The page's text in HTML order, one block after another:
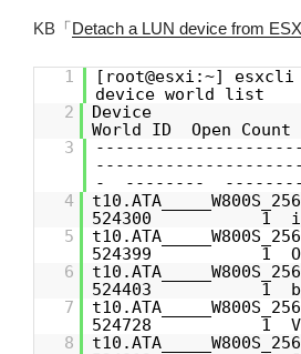
KB「Detach a LUN device from
1
[root@esxi:~] esxcli
device world list
2
World ID Open Count
3
- --------
4
524300 1
5
524399 1
6
524403 1
7
524728 1
8